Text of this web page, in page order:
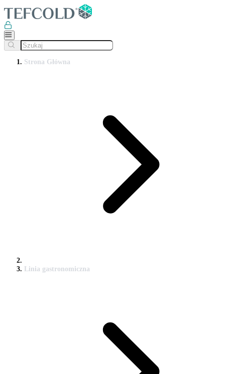
Strona Główna
Linia gastronomiczna